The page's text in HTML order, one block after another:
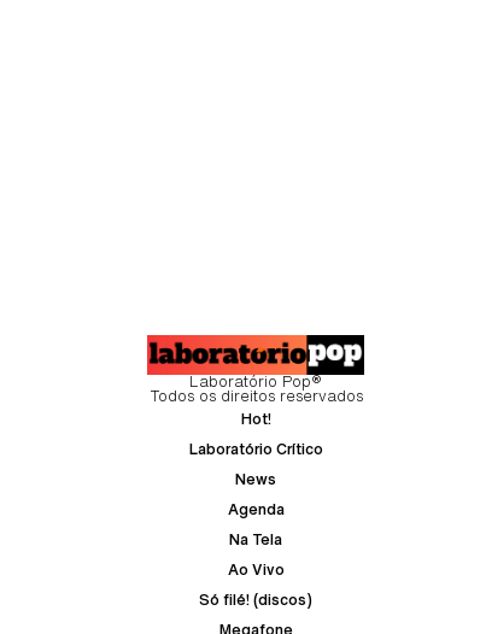
Laboratório Pop®
Todos os direitos reservados
Hot!
Laboratório Crítico
News
Agenda
Na Tela
Ao Vivo
Só filé! (discos)
Megafone